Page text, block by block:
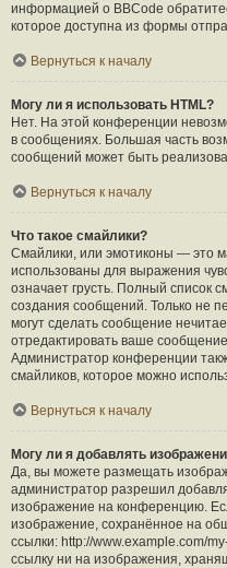
информацией о BBCode
которое доступна из формы
Вернуться к началу
Могу ли я использовать HTML?
Нет. На этой конференции
в сообщениях. Большая часть
сообщений может быть
Вернуться к началу
Что такое смайлики?
Смайлики, или эмотиконы — это
использованы для выражения
означает грусть. Полный список
создания сообщений. Только не
могут сделать сообщение
отредактировать ваше
Администратор конференции
смайликов, которое можно
Вернуться к началу
Могу ли я добавлять
Да, вы можете размещать
администратор разрешил
изображение на конференцию.
изображение, сохранённое на
ссылки: http://www.example.com/
ссылку ни на изображения,